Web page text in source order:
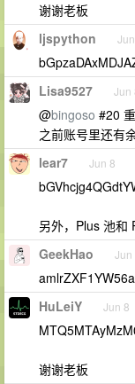
谢谢老板
ljspython
Lisa9527 Jun
@bingoso #20
之前账号里还有
lear7 Jun 8
另外，Plus 池和
GeekHao Jun
HuLeiY Jun 8
谢谢老板